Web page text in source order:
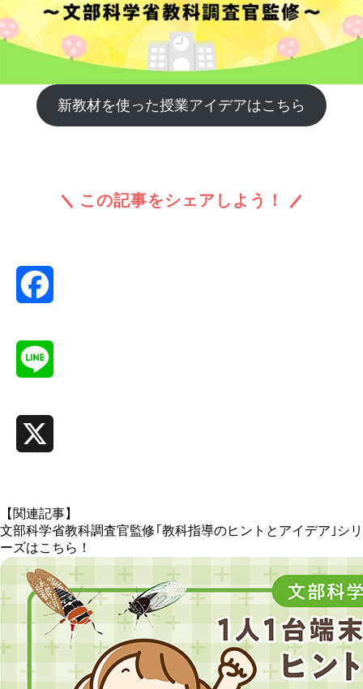
新教材を使った授業アイデアはこちら
この記事をシェアしよう！
【関連記事】
文部科学省教科調査官監修｢教科指導のヒントとアイデア｣シリ
ーズはこちら！